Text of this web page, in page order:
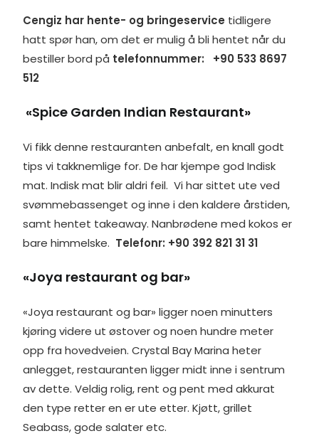
Cengiz har hente- og bringeservice tidligere
hatt spør han, om det er mulig å bli hentet når du
bestiller bord på telefonnummer: +90 533 8697
512
«Spice Garden Indian Restaurant»
Vi fikk denne restauranten anbefalt, en knall godt
tips vi takknemlige for. De har kjempe god Indisk
mat. Indisk mat blir aldri feil. Vi har sittet ute ved
svømmebassenget og inne i den kaldere årstiden,
samt hentet takeaway. Nanbrødene med kokos er
bare himmelske. Telefonr: +90 392 821 31 31
«Joya restaurant og bar»
«Joya restaurant og bar» ligger noen minutters
kjøring videre ut østover og noen hundre meter
opp fra hovedveien. Crystal Bay Marina heter
anlegget, restauranten ligger midt inne i sentrum
av dette. Veldig rolig, rent og pent med akkurat
den type retter en er ute etter. Kjøtt, grillet
Seabass, gode salater etc.